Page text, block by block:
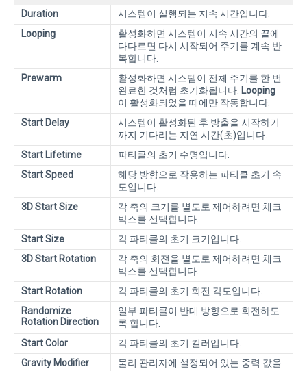
Duration
시스템이 실행되는 지속 시간입니다.
Looping
활성화하면 시스템이 지속 시간의 끝에
다다르면 다시 시작되어 주기를 계속 반
복합니다.
Prewarm
활성화하면 시스템이 전체 주기를 한 번
완료한 것처럼 초기화됩니다. Looping
이 활성화되었을 때에만 작동합니다.
Start Delay
시스템이 활성화된 후 방출을 시작하기
까지 기다리는 지연 시간(초)입니다.
Start Lifetime
파티클의 초기 수명입니다.
Start Speed
해당 방향으로 작용하는 파티클 초기 속
도입니다.
3D Start Size
각 축의 크기를 별도로 제어하려면 체크
박스를 선택합니다.
Start Size
각 파티클의 초기 크기입니다.
3D Start Rotation
각 축의 회전을 별도로 제어하려면 체크
박스를 선택합니다.
Start Rotation
각 파티클의 초기 회전 각도입니다.
Randomize
Rotation Direction
일부 파티클이 반대 방향으로 회전하도
록 합니다.
Start Color
각 파티클의 초기 컬러입니다.
Gravity Modifier
물리 관리자에 설정되어 있는 중력 값을